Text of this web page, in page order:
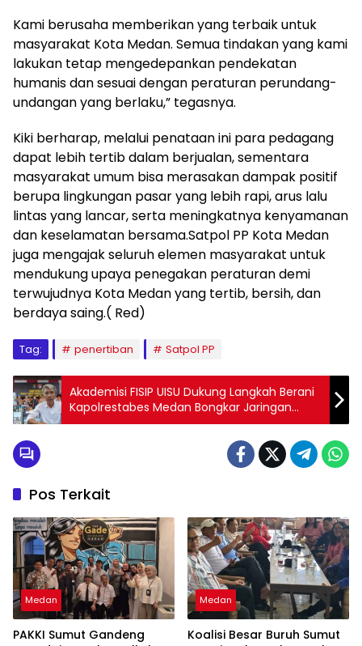
Kami berusaha memberikan yang terbaik untuk
masyarakat Kota Medan. Semua tindakan yang kami
lakukan tetap mengedepankan pendekatan
humanis dan sesuai dengan peraturan perundang-
undangan yang berlaku,” tegasnya.
Kiki berharap, melalui penataan ini para pedagang
dapat lebih tertib dalam berjualan, sementara
masyarakat umum bisa merasakan dampak positif
berupa lingkungan pasar yang lebih rapi, arus lalu
lintas yang lancar, serta meningkatnya kenyamanan
dan keselamatan bersama.Satpol PP Kota Medan
juga mengajak seluruh elemen masyarakat untuk
mendukung upaya penegakan peraturan demi
terwujudnya Kota Medan yang tertib, bersih, dan
berdaya saing.( Red)
Tag: penertiban Satpol PP
Akademisi FISIP UISU Dukung Langkah Berani
Kapolrestabes Medan Bongkar Jaringan
Narkoba Hingga ke Akar
Pos Terkait
Medan
PAKKI Sumut Gandeng
Medan
Koalisi Besar Buruh Sumut